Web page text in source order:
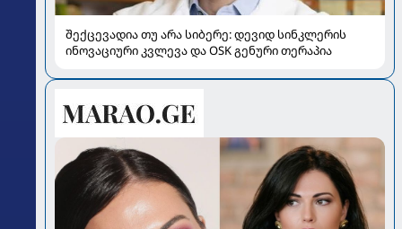
შექცევადია თუ არა სიბერე: დევიდ სინკლერის
ინოვაციური კვლევა და OSK გენური თერაპია